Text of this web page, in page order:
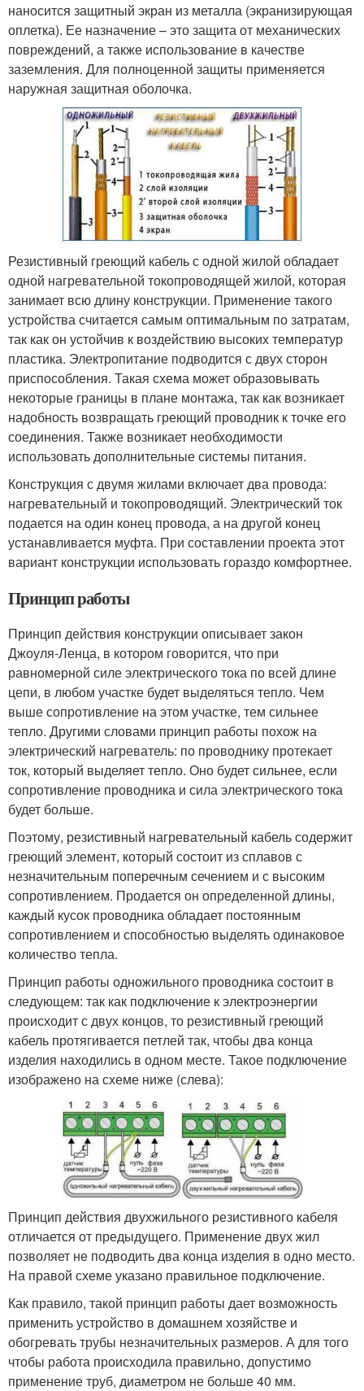
наносится защитный экран из металла (экранизирующая
оплетка). Ее назначение – это защита от механических
повреждений, а также использование в качестве
заземления. Для полноценной защиты применяется
наружная защитная оболочка.
Резистивный греющий кабель с одной жилой обладает
одной нагревательной токопроводящей жилой, которая
занимает всю длину конструкции. Применение такого
устройства считается самым оптимальным по затратам,
так как он устойчив к воздействию высоких температур
пластика. Электропитание подводится с двух сторон
приспособления. Такая схема может образовывать
некоторые границы в плане монтажа, так как возникает
надобность возвращать греющий проводник к точке его
соединения. Также возникает необходимости
использовать дополнительные системы питания.
Конструкция с двумя жилами включает два провода:
нагревательный и токопроводящий. Электрический ток
подается на один конец провода, а на другой конец
устанавливается муфта. При составлении проекта этот
вариант конструкции использовать гораздо комфортнее.
Принцип работы
Принцип действия конструкции описывает закон
Джоуля-Ленца, в котором говорится, что при
равномерной силе электрического тока по всей длине
цепи, в любом участке будет выделяться тепло. Чем
выше сопротивление на этом участке, тем сильнее
тепло. Другими словами принцип работы похож на
электрический нагреватель: по проводнику протекает
ток, который выделяет тепло. Оно будет сильнее, если
сопротивление проводника и сила электрического тока
будет больше.
Поэтому, резистивный нагревательный кабель содержит
греющий элемент, который состоит из сплавов с
незначительным поперечным сечением и с высоким
сопротивлением. Продается он определенной длины,
каждый кусок проводника обладает постоянным
сопротивлением и способностью выделять одинаковое
количество тепла.
Принцип работы одножильного проводника состоит в
следующем: так как подключение к электроэнергии
происходит с двух концов, то резистивный греющий
кабель протягивается петлей так, чтобы два конца
изделия находились в одном месте. Такое подключение
изображено на схеме ниже (слева):
Принцип действия двухжильного резистивного кабеля
отличается от предыдущего. Применение двух жил
позволяет не подводить два конца изделия в одно место.
На правой схеме указано правильное подключение.
Как правило, такой принцип работы дает возможность
применить устройство в домашнем хозяйстве и
обогревать трубы незначительных размеров. А для того
чтобы работа происходила правильно, допустимо
применение труб, диаметром не больше 40 мм.